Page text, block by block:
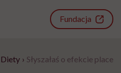
Fundacja
Diety › Słyszałaś o efekcie